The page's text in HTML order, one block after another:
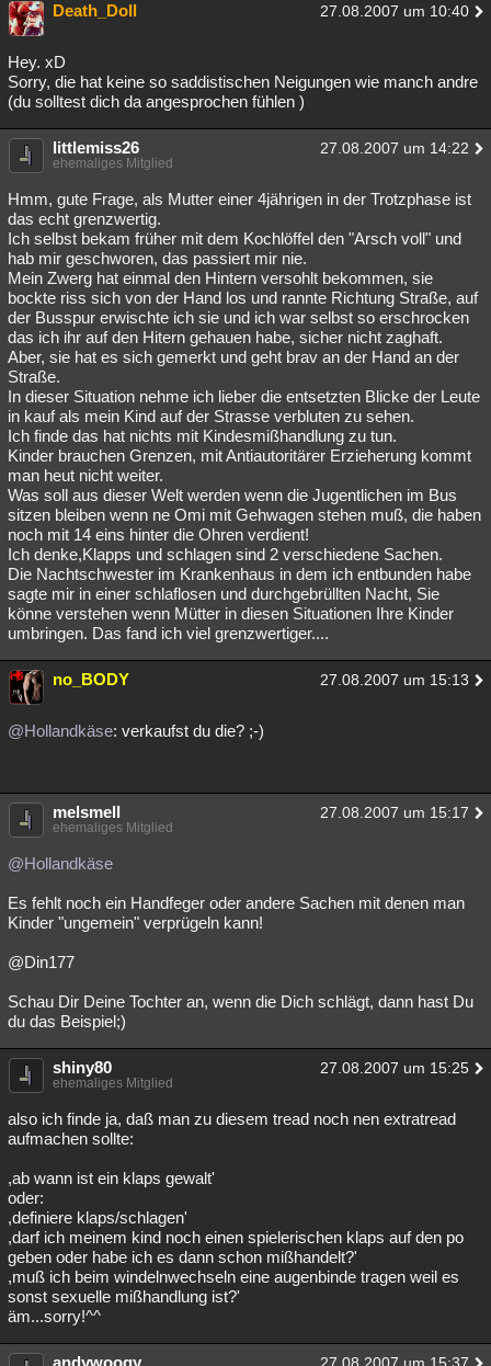
Death_Doll 27.08.2007 um 10:40
Hey. xD
Sorry, die hat keine so saddistischen Neigungen wie manch andre
(du solltest dich da angesprochen fühlen )
littlemiss26 27.08.2007 um 14:22
ehemaliges Mitglied
Hmm, gute Frage, als Mutter einer 4jährigen in der Trotzphase ist
das echt grenzwertig.
Ich selbst bekam früher mit dem Kochlöffel den "Arsch voll" und
hab mir geschworen, das passiert mir nie.
Mein Zwerg hat einmal den Hintern versohlt bekommen, sie
bockte riss sich von der Hand los und rannte Richtung Straße, auf
der Busspur erwischte ich sie und ich war selbst so erschrocken
das ich ihr auf den Hitern gehauen habe, sicher nicht zaghaft.
Aber, sie hat es sich gemerkt und geht brav an der Hand an der
Straße.
In dieser Situation nehme ich lieber die entsetzten Blicke der Leute
in kauf als mein Kind auf der Strasse verbluten zu sehen.
Ich finde das hat nichts mit Kindesmißhandlung zu tun.
Kinder brauchen Grenzen, mit Antiautoritärer Erzieherung kommt
man heut nicht weiter.
Was soll aus dieser Welt werden wenn die Jugentlichen im Bus
sitzen bleiben wenn ne Omi mit Gehwagen stehen muß, die haben
noch mit 14 eins hinter die Ohren verdient!
Ich denke,Klapps und schlagen sind 2 verschiedene Sachen.
Die Nachtschwester im Krankenhaus in dem ich entbunden habe
sagte mir in einer schlaflosen und durchgebrüllten Nacht, Sie
könne verstehen wenn Mütter in diesen Situationen Ihre Kinder
umbringen. Das fand ich viel grenzwertiger....
no_BODY 27.08.2007 um 15:13
@Hollandkäse: verkaufst du die? ;-)
melsmell 27.08.2007 um 15:17
ehemaliges Mitglied
@Hollandkäse
Es fehlt noch ein Handfeger oder andere Sachen mit denen man
Kinder "ungemein" verprügeln kann!
@Din177
Schau Dir Deine Tochter an, wenn die Dich schlägt, dann hast Du
du das Beispiel;)
shiny80 27.08.2007 um 15:25
ehemaliges Mitglied
also ich finde ja, daß man zu diesem tread noch nen extratread
aufmachen sollte:
,ab wann ist ein klaps gewalt'
oder:
,definiere klaps/schlagen'
,darf ich meinem kind noch einen spielerischen klaps auf den po
geben oder habe ich es dann schon mißhandelt?'
,muß ich beim windelnwechseln eine augenbinde tragen weil es
sonst sexuelle mißhandlung ist?'
äm...sorry!^^
andywoogy